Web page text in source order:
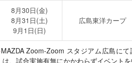
8月30日(金)
8月31日(土)
9月1日(日)
広島東洋カープ
MAZDA Zoom-Zoom スタジアム広島に
は、試合実施有無にかかわらずイベント